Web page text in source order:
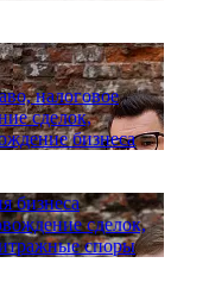
налоговое
сделок,
бизнеса
бизнеса
сделок,
споры